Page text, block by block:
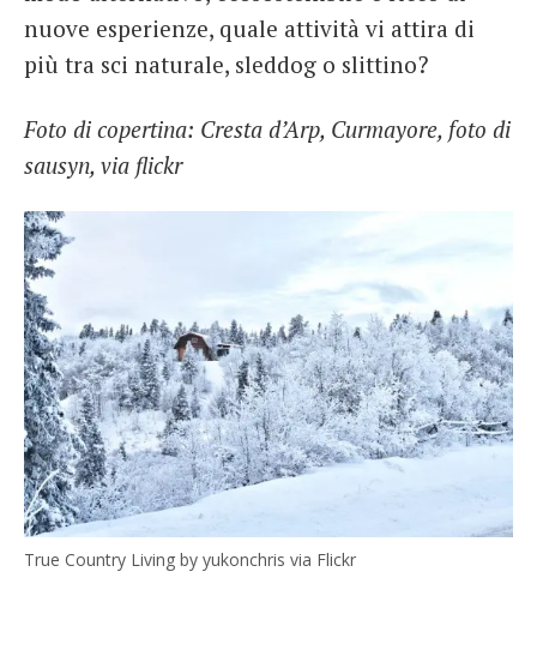
nuove esperienze, quale attività vi attira di
più tra sci naturale, sleddog o slittino?
Foto di copertina: Cresta d’Arp, Curmayore, foto di
sausyn, via flickr
True Country Living by yukonchris via Flickr